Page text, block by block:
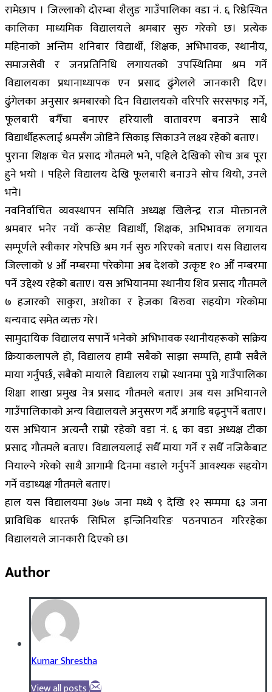
रामेछाप । जिल्लाको दोरम्बा शैलुङ गाउँपालिका वडा नं. ६ रिष्ठेस्थित
कालिका माध्यमिक विद्यालयले श्रमबार सुरु गरेको छ। प्रत्येक
महिनाको अन्तिम शनिबार विद्यार्थी, शिक्षक, अभिभावक, स्थानीय,
समाजसेवी र जनप्रतिनिधि लगायतको उपस्थितिमा श्रम गर्ने
विद्यालयका प्रधानाध्यापक एन प्रसाद ढुंगेलले जानकारी दिए।
ढुंगेलका अनुसार श्रमबारको दिन विद्यालयको वरिपरि सरसफाइ गर्ने,
फूलबारी बगैँचा बनाएर हरियाली वातावरण बनाउने साथै
विद्यार्थीहरूलाई श्रमसँग जोडिने सिकाइ सिकाउने लक्ष्य रहेको बताए।
पुराना शिक्षक चेत प्रसाद गौतमले भने, पहिले देखिको सोच अब पूरा
हुने भयो । पहिले विद्यालय देखि फूलबारी बनाउने सोच थियो, उनले
भने।
नवनिर्वाचित व्यवस्थापन समिति अध्यक्ष खिलेन्द्र राज मोक्तानले
श्रमबार भनेर नयाँ कन्सेप्ट विद्यार्थी, शिक्षक, अभिभावक लगायत
सम्पूर्णले स्वीकार गरेपछि श्रम गर्न सुरु गरिएको बताए। यस विद्यालय
जिल्लाको ४ औँ नम्बरमा परेकोमा अब देशको उत्कृष्ट १० औँ नम्बरमा
पर्ने उद्देश्य रहेको बताए। यस अभियानमा स्थानीय शिव प्रसाद गौतमले
७ हजारको साकुरा, अशोका र हेजका बिरुवा सहयोग गरेकोमा
धन्यवाद समेत व्यक्त गरे।
सामुदायिक विद्यालय सपार्ने भनेको अभिभावक स्थानीयहरूको सक्रिय
क्रियाकलापले हो, विद्यालय हामी सबैको साझा सम्पत्ति, हामी सबैले
माया गर्नुपर्छ, सबैको मायाले विद्यालय राम्रो स्थानमा पुग्ने गाउँपालिका
शिक्षा शाखा प्रमुख नेत्र प्रसाद गौतमले बताए। अब यस अभियानले
गाउँपालिकाको अन्य विद्यालयले अनुसरण गर्दै अगाडि बढ्नुपर्ने बताए।
यस अभियान अत्यन्तै राम्रो रहेको वडा नं. ६ का वडा अध्यक्ष टीका
प्रसाद गौतमले बताए। विद्यालयलाई सधैँ माया गर्ने र सधैँ नजिकैबाट
नियाल्ने गरेको साथै आगामी दिनमा वडाले गर्नुपर्ने आवश्यक सहयोग
गर्ने वडाध्यक्ष गौतमले बताए।
हाल यस विद्यालयमा ३७७ जना मध्ये ९ देखि १२ सम्ममा ६३ जना
प्राविधिक धारतर्फ सिभिल इन्जिनियरिङ पठनपाठन गरिरहेका
विद्यालयले जानकारी दिएको छ।
Author
Kumar Shrestha
View all posts